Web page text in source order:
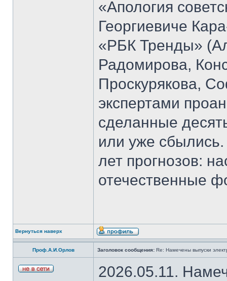
«Апология
Георгиевиче
«РБК Тренды»
Радомирова,
Проскурякова,
экспертами
сделанные
или уже сбылись.
лет прогнозов:
отечественные
Вернуться наверх
Проф.А.И.Орлов Заголовок сообщения: Re: Намечены выпуски
2026.05.11.